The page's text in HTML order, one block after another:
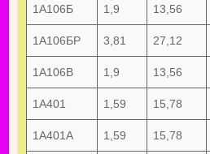
1А106Б 1,9 13,56
1А106БР 3,81 27,12
1А106В 1,9 13,56
1А401 1,59 15,78
1А401А 1,59 15,78